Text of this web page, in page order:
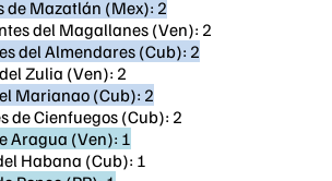
de Mazatlán (Mex): 2
del Magallanes (Ven): 2
del Almendares (Cub): 2
Zulia (Ven): 2
Marianao (Cub): 2
de Cienfuegos (Cub): 2
Aragua (Ven): 1
Habana (Cub): 1